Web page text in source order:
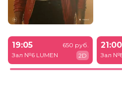
19:05
Зал №6 LUMEN
650 руб.
2D
21:00
Зал